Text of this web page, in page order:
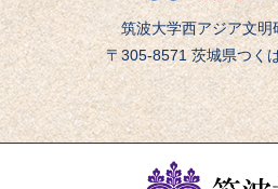
筑波大学西アジア文明
〒305-8571 茨城県つく